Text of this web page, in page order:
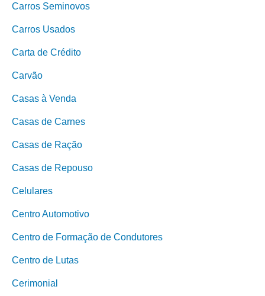
Carros Seminovos
Carros Usados
Carta de Crédito
Carvão
Casas à Venda
Casas de Carnes
Casas de Ração
Casas de Repouso
Celulares
Centro Automotivo
Centro de Formação de Condutores
Centro de Lutas
Cerimonial